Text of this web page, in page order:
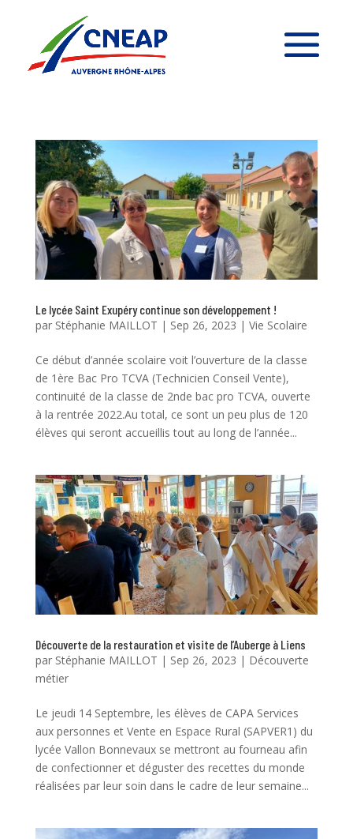
Le lycée Saint Exupéry continue son développement !
par Stéphanie MAILLOT | Sep 26, 2023 | Vie Scolaire
Ce début d’année scolaire voit l’ouverture de la classe
de 1ère Bac Pro TCVA (Technicien Conseil Vente),
continuité de la classe de 2nde bac pro TCVA, ouverte
à la rentrée 2022.Au total, ce sont un peu plus de 120
élèves qui seront accueillis tout au long de l’année...
Découverte de la restauration et visite de l’Auberge à Liens
par Stéphanie MAILLOT | Sep 26, 2023 | Découverte
métier
Le jeudi 14 Septembre, les élèves de CAPA Services
aux personnes et Vente en Espace Rural (SAPVER1) du
lycée Vallon Bonnevaux se mettront au fourneau afin
de confectionner et déguster des recettes du monde
réalisées par leur soin dans le cadre de leur semaine...